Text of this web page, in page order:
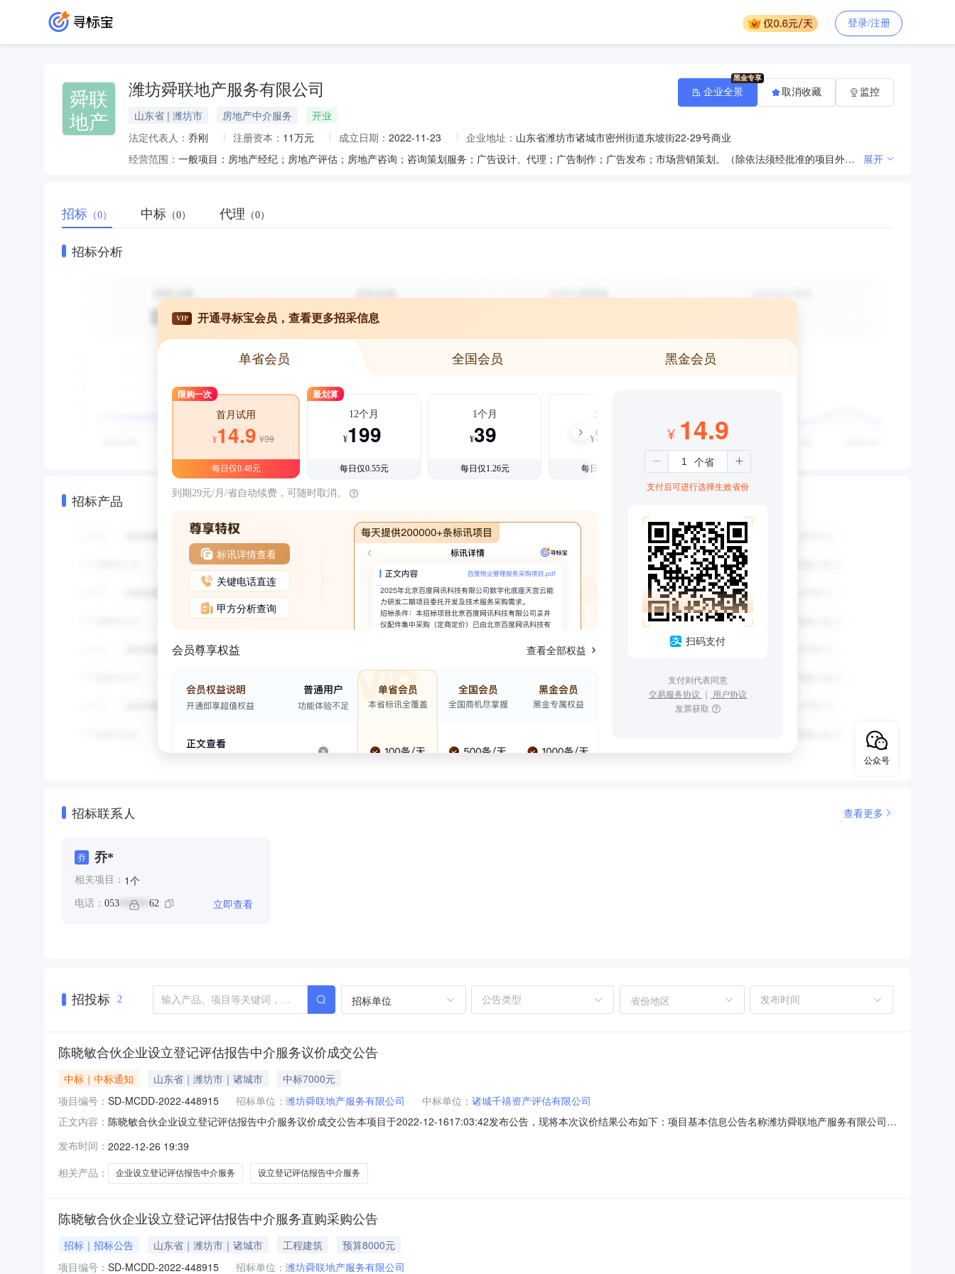
登录/注册
舜联
地产
潍坊舜联地产服务有限公司
山东省 | 潍坊市 房地产中介服务
开业
法定代表人： 乔刚 注册资本： 11万元 成立日期： 2022-11-23 企业地址： 山东省潍坊市诸城市密州街道东坡街22-29号商业
经营范围：
一般项目：房地产经纪；房地产评估；房地产咨询；咨询策划服务；广告设计、代理；广告制作；广告发布；市场营销策划。（除依法须经批准的项目外，凭营业执照依法自主开展经营活动） 展开
企业全景 取消收藏 监控
招标 （0） 中标 （0） 代理 （0）
招标分析
招标产品
VIP 开通寻标宝会员，查看更多招采信息
单省会员 全国会员 黑金会员
限购一次
首月试用
¥14.9 ¥39
每日仅0.48元
最划算
12个月
¥199
每日仅0.55元
1个月
¥39
每日仅1.26元
3个月
¥99
每日仅1.08元
到期29元/月/省自动续费，可随时取消。
标讯详情查看
关键电话直连
甲方分析查询
会员尊享权益 查看全部权益
¥ 14.9
支付后可进行选择生效省份
扫码支付
支付则代表同意
交易服务协议 ｜ 用户协议
发票获取
招标联系人 查看更多
乔 乔*
相关项目： 1个
电话： 053 ****** 62 立即查看
招投标 2 招标单位 省份地区
陈晓敏合伙企业设立登记评估报告中介服务议价成交公告
中标｜中标通知 山东省｜潍坊市｜诸城市
中标7000元
项目编号： SD-MCDD-2022-448915 招标单位： 潍坊舜联地产服务有限公司 中标单位： 诸城千禧资产评估有限公司
正文内容： 陈晓敏合伙企业设立登记评估报告中介服务议价成交公告本项目于2022-12-1617:03:42发布公告，现将本次议价结果公布如下：项目基本信息公告名称潍坊舜联地产服务有限公司设
价共有1家中介机构提交了报价。报价有效的中介机构为1家，报价情况如下：中介机构名称中介机构报价报价时间诸城千禧资产评估有限公司7,000.00元2022-12-1910:
发布时间： 2022-12-26 19:39
相关产品：
企业设立登记评估报告中介服务 设立登记评估报告中介服务
陈晓敏合伙企业设立登记评估报告中介服务直购采购公告
招标｜招标公告 山东省｜潍坊市｜诸城市 工程建筑
预算8000元
项目编号： SD-MCDD-2022-448915 招标单位： 潍坊舜联地产服务有限公司
公众号